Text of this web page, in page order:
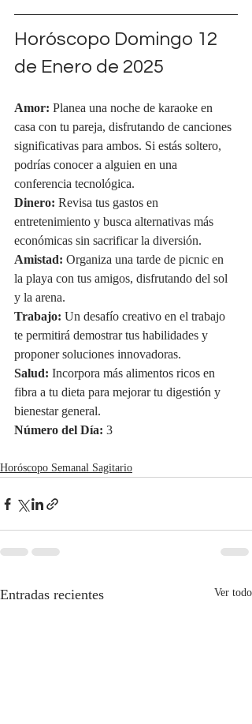
Horóscopo Domingo 12
de Enero de 2025
Amor: Planea una noche de karaoke en
casa con tu pareja, disfrutando de canciones
significativas para ambos. Si estás soltero,
podrías conocer a alguien en una
conferencia tecnológica.
Dinero: Revisa tus gastos en
entretenimiento y busca alternativas más
económicas sin sacrificar la diversión.
Amistad: Organiza una tarde de picnic en
la playa con tus amigos, disfrutando del sol
y la arena.
Trabajo: Un desafío creativo en el trabajo
te permitirá demostrar tus habilidades y
proponer soluciones innovadoras.
Salud: Incorpora más alimentos ricos en
fibra a tu dieta para mejorar tu digestión y
bienestar general.
Número del Día: 3
Horóscopo Semanal Sagitario
Entradas recientes Ver todo